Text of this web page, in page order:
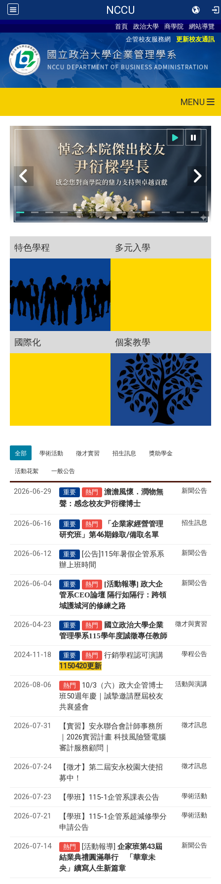
NCCU
首頁 政治大學 商學院
網站導覽
企管校友服務網
更新校友通訊
MENU
115/05/28 CEO論壇活動
特色學程 多元入學
國際化 個案教學
全部 學術活動 徵才實習 招生訊息 獎助學金
活動花絮 一般公告
2026-06-29 重要 熱門
澹澹風懷．潤物無
聲 ： 感念校友尹衍樑博士
新聞公告
2026-06-16 重要 熱門
「企業家經營管理
研究班」第46期錄取/備取名單
招生訊息
2026-06-12 重要
[公告]115年暑假企管系系
辦上班時間
新聞公告
2026-06-04 重要 熱門
[活動報導] 政大企
管系CEO論壇 隔行如隔行：跨領
域護城河的修練之路
新聞公告
2026-04-23 重要 熱門
國立政治大學企業
管理學系115學年度誠徵專任教師
徵才與實習
2024-11-18 重要 熱門
行銷學程認可演講
1150420更新
學程公告
2026-08-06 熱門
10/3（六）政大企管博士
班50週年慶｜誠摯邀請歷屆校友
共襄盛會
活動與演講
2026-07-31
【實習】安永聯合會計師事務所
｜2026實習計畫 科技風險暨電腦
審計服務顧問｜
徵才訊息
2026-07-24 【徵才】 第二屆安永校園大使招
募中！
徵才訊息
2026-07-23 【學班】115-1企管系課表公告 學術活動
2026-07-21
【學班】115-1企管系超減修學分
申請公告
學術活動
2026-07-14 熱門 [活動報導] 企家班第43屆
結業典禮圓滿舉行 「華章未
央」續寫人生新篇章
新聞公告